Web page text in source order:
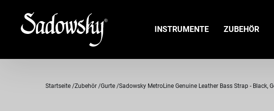
INSTRUMENTE ZUBEHÖR
Startseite Zubehör Gurte Sadowsky MetroLine Genuine Leather Bass Strap - Black,